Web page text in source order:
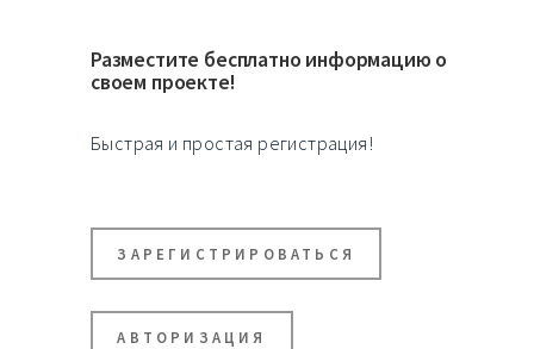
Разместите бесплатно информацию о
своем проекте!
Быстрая и простая регистрация!
ЗАРЕГИСТРИРОВАТЬСЯ
АВТОРИЗАЦИЯ